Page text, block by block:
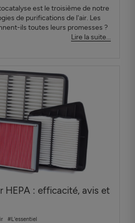
est le troisième de notre
de purifications de l'air. Les
ils toutes leurs promesses ?
Lire la suite...
HEPA : efficacité, avis et
#L'essentiel